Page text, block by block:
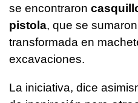
se encontraron
pistola, que se
transformada en
excavaciones.
La iniciativa, dice